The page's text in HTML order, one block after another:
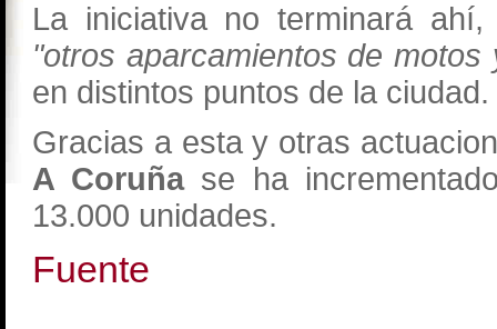
La iniciativa no terminará
"otros aparcamientos de
en distintos puntos de la ciudad.
Gracias a esta y otras
A Coruñase ha
13.000 unidades.
Fuente